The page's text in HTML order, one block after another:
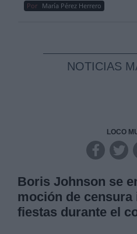
Por María Pérez Herrero
NOTICIAS
LOCO
Boris Johnson se
moción de
fiestas durante el